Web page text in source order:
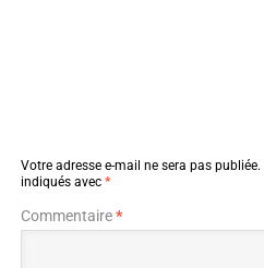
Votre adresse e-mail ne sera pas publiée.
indiqués avec *
Commentaire*